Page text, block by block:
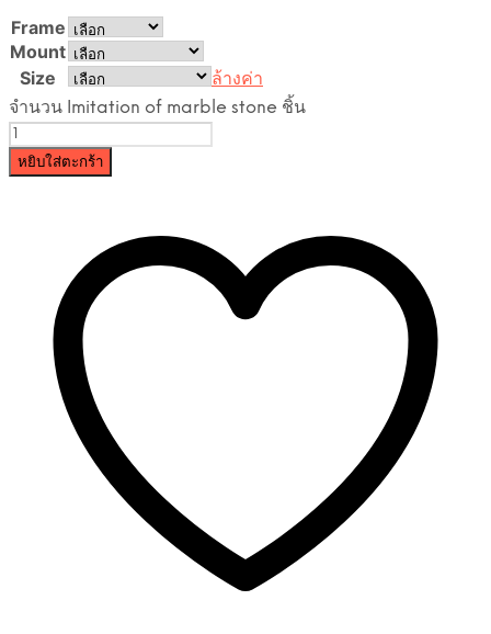
Frame
Mount
Size
ล้างค่า
จำนวน Imitation of marble stone ชิ้น
หยิบใส่ตะกร้า